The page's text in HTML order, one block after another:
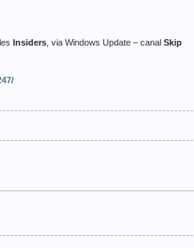
Insiders , via Windows Update – canal Skip